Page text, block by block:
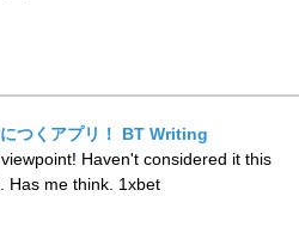
つくアプリ！ BT Writing
Haven't considered it this
Has me think. 1xbet